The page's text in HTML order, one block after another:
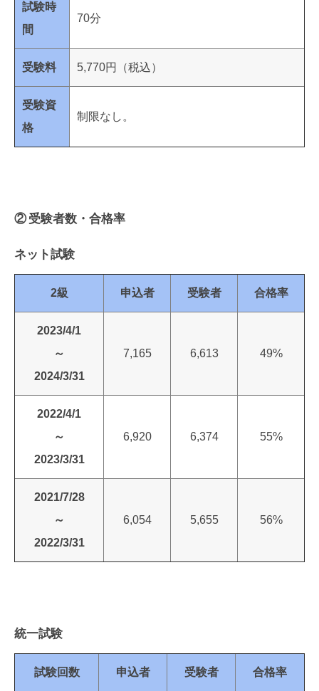
試験時
間
70分
受験料 5,770円（税込）
受験資
格
制限なし。
② 受験者数・合格率
ネット試験
2級 申込者 受験者 合格率
2023/4/1
～
2024/3/31
7,165 6,613 49%
2022/4/1
～
2023/3/31
6,920 6,374 55%
2021/7/28
～
2022/3/31
6,054 5,655 56%
統一試験
試験回数 申込者 受験者 合格率